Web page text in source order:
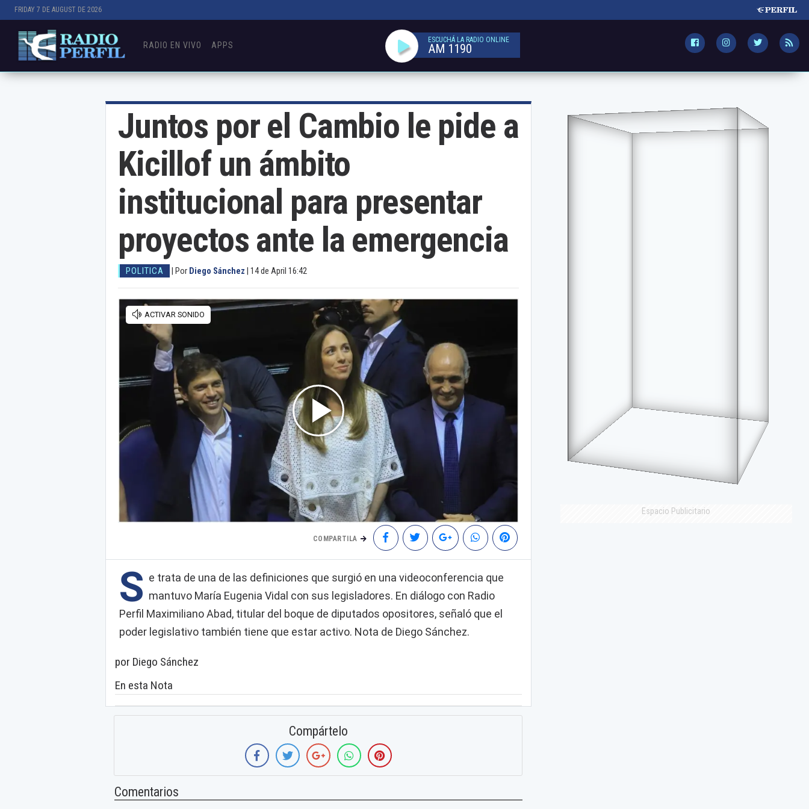
FRIDAY 7 DE AUGUST DE 2026
RADIO EN VIVO APPS
ESCUCHÁ LA RADIO ONLINE
AM 1190
Juntos por el Cambio le pide a
Kicillof un ámbito
institucional para presentar
proyectos ante la emergencia
POLITICA Por Diego Sánchez 14 de April 16:42
COMPARTILA
S e trata de una de las definiciones que surgió en una videoconferencia que
mantuvo María Eugenia Vidal con sus legisladores. En diálogo con Radio
Perfil Maximiliano Abad, titular del boque de diputados opositores, señaló que el
poder legislativo también tiene que estar activo. Nota de Diego Sánchez.
por Diego Sánchez
En esta Nota
Compártelo
Comentarios
Espacio Publicitario